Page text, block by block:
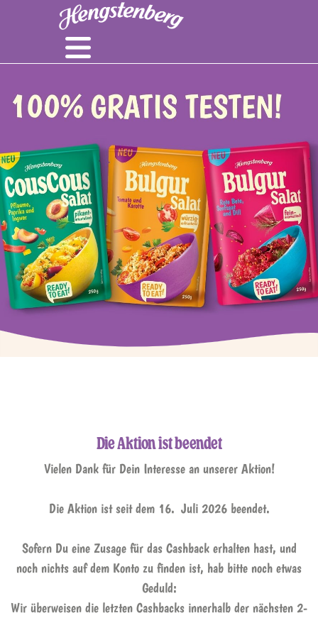
Die Aktion ist beendet
Vielen Dank für Dein Interesse an unserer Aktion!
Die Aktion ist seit dem 16. Juli 2026 beendet.
Sofern Du eine Zusage für das Cashback erhalten hast, und
noch nichts auf dem Konto zu finden ist, hab bitte noch etwas
Geduld:
Wir überweisen die letzten Cashbacks innerhalb der nächsten 2-